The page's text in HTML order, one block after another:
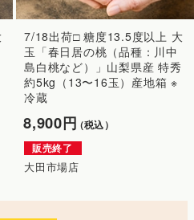
7/18出荷□ 糖度13.5度以上 大
玉「春日居の桃（品種：川中
島白桃など）」山梨県産 特秀
約5kg（13〜16玉）産地箱 ※
冷蔵
8,900円（税込）
販売終了
大田市場店